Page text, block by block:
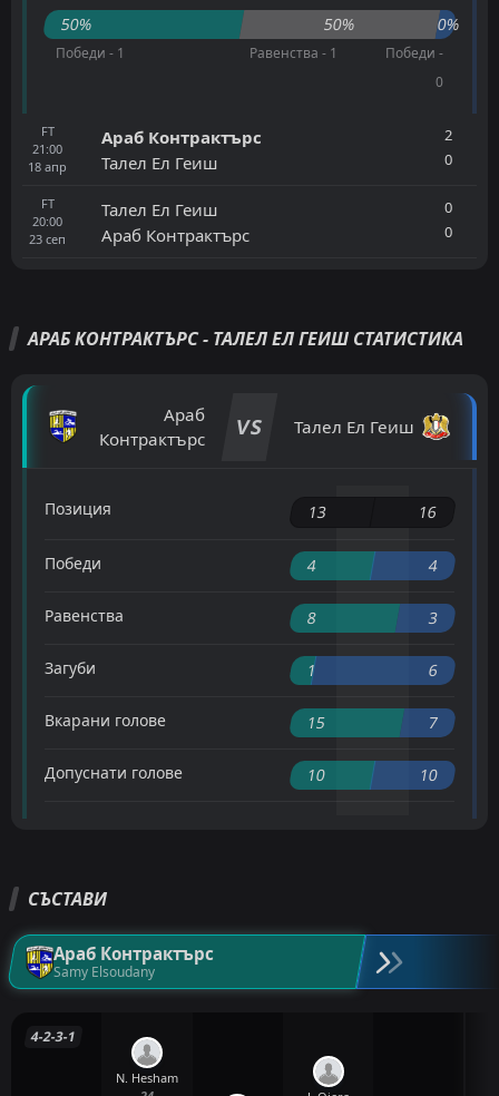
50% 50% 0%
Победи - 1 Равенства - 1
Победи -
0
FT
21:00
18 апр
Араб Контрактърс
Талел Ел Геиш
2
0
FT
20:00
23 сеп
Талел Ел Геиш
Араб Контрактърс
0
0
АРАБ КОНТРАКТЪРС - ТАЛЕЛ ЕЛ ГЕИШ СТАТИСТИКА
Араб
Контрактърс
VS Талел Ел Геиш
Позиция 13 16
Победи 4 4
Равенства 8 3
Загуби 1 6
Вкарани голове 15 7
Допуснати голове 10 10
СЪСТАВИ
Араб Контрактърс
Samy Elsoudany
4-2-3-1
N. Hesham